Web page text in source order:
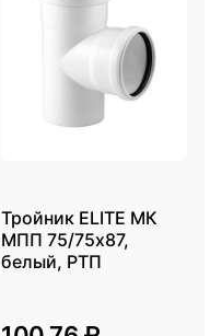
Тройник ELITE МК
МПП 75/75х87,
белый, РТП